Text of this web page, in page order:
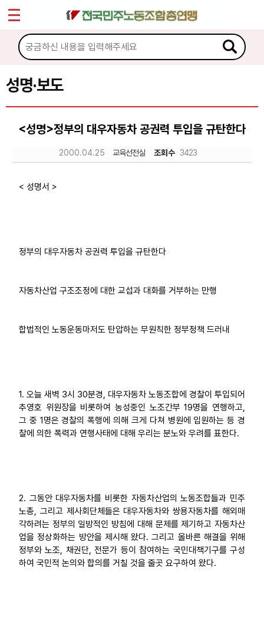
성명·보도
<성명>정부의 대우자동차 공권력 투입을 규탄한다
2000.04.25 교육선전실 조회수 3423
< 성명서 >
정부의 대우자동차 공권력 투입을 규탄한다
자동차산업 구조조정에 대한 교섭과 대화를 거부하는 만행
합법적인 노동운동마저도 탄압하는 무원칙한 정부정책 드러내
1. 오늘 새벽 3시 30분경, 대우자동차 노동조합에 경찰이 투입되어
추영호 위원장을 비롯하여 농성중인 노조간부 19명을 연행하고,
그 중 1명은 경찰의 폭행에 의해 크게 다쳐 병원에 입원하는 등 경
찰에 의한 폭력과 연행사태에 대해 우리는 분노와 우려를 표한다.
2. 그동안 대우자동차를 비롯한 자동차산업의 노동조합들과 민주
노총, 그리고 제사회단체들은 대우자동차와 쌍용자동차를 해외매
각하려는 정부의 일방적인 방침에 대해 문제를 제기하고 자동차산
업을 정상화하는 방안을 제시해 왔다. 그리고 올바른 해결을 위해
정부와 노조, 채권단, 전문가 등이 참여하는 국민대책기구를 구성
하여 국민적 논의와 합의를 거칠 것을 줄곳 요구하여 왔다.
마이페이지
소개
소식
공지사항
성명·보도
노동상담
부설기관
업무
Sketchbook5, 스케치북5
Sketchbook5, 스케치북5